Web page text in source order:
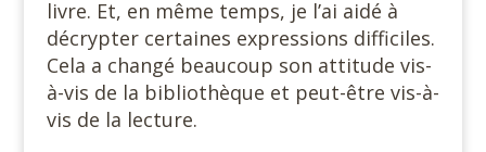
livre. Et, en même temps, je l’ai aidé à
décrypter certaines expressions difficiles.
Cela a changé beaucoup son attitude vis-
à-vis de la bibliothèque et peut-être vis-à-
vis de la lecture.